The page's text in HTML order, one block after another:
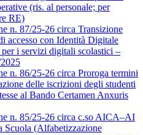
(ris. al personale; per
RE)
n. 87/25-26 circa Transizione
accesso con Identità Digitale
i servizi digitali scolastici –
n. 86/25-26 circa Proroga termini
delle iscrizioni degli studenti
al Bando Certamen Anxuris
n. 85/25-26 circa c.so AICA–AI
Scuola (Alfabetizzazione